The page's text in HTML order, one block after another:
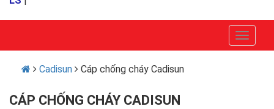
Cadisun Cáp chống cháy Cadisun
CÁP CHỐNG CHÁY CADISUN